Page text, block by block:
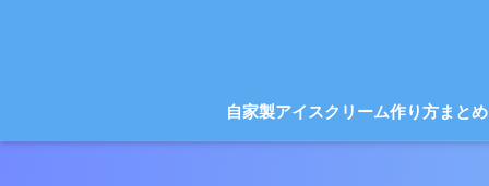
自家製アイスクリーム作り方まとめ